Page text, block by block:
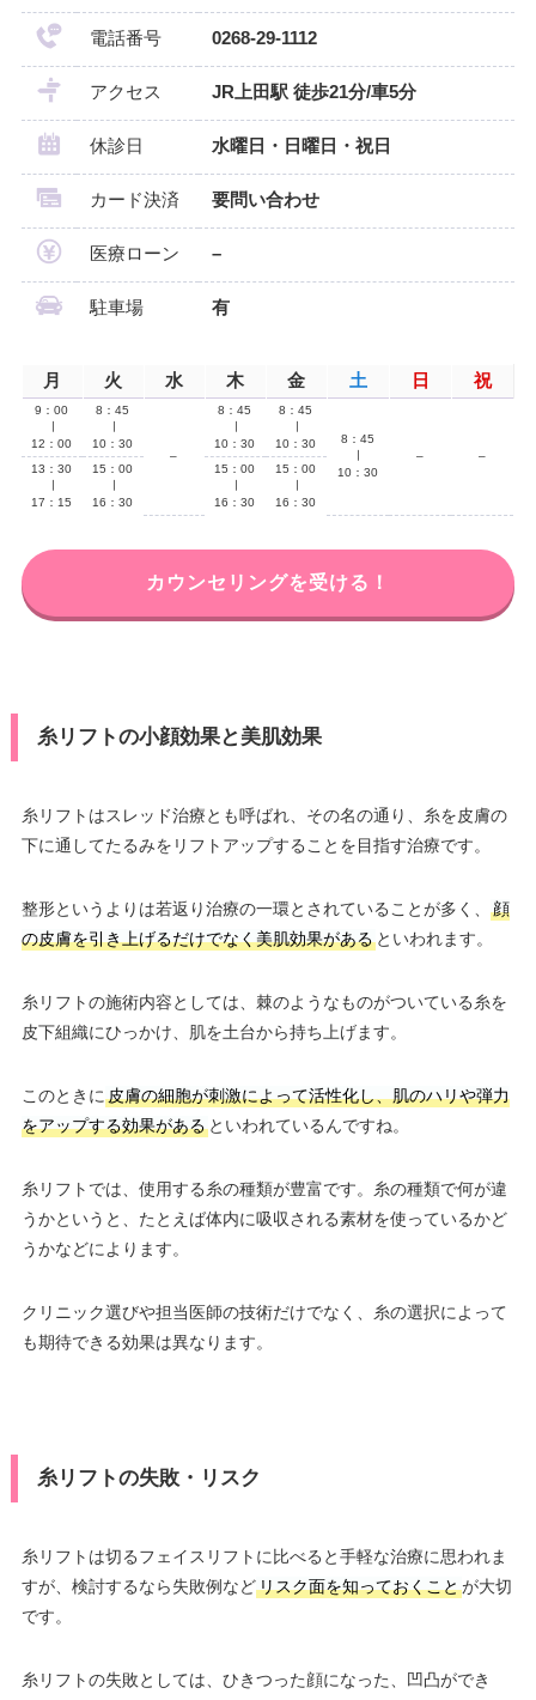
電話番号 0268-29-1112
アクセス JR上田駅 徒歩21分/車5分
休診日 水曜日・日曜日・祝日
カード決済 要問い合わせ
医療ローン –
駐車場 有
月 火 水 木 金 土 日 祝
9：00
12：00
8：45
10：30
–
8：45
10：30
8：45
10：30
8：45
10：30
–
–
13：30
17：15
15：00
16：30
15：00
16：30
15：00
16：30
カウンセリングを受ける！
糸リフトの小顔効果と美肌効果
糸リフトはスレッド治療とも呼ばれ、その名の通り、糸を皮膚の
下に通してたるみをリフトアップすることを目指す治療です。
整形というよりは若返り治療の一環とされていることが多く、
顔
の皮膚を引き上げるだけでなく美肌効果があるといわれます。
糸リフトの施術内容としては、棘のようなものがついている糸を
皮下組織にひっかけ、肌を土台から持ち上げます。
このときに皮膚の細胞が刺激によって活性化し、肌のハリや弾力
をアップする効果があるといわれているんですね。
糸リフトでは、使用する糸の種類が豊富です。糸の種類で何が違
うかというと、たとえば体内に吸収される素材を使っているかど
うかなどによります。
クリニック選びや担当医師の技術だけでなく、糸の選択によって
も期待できる効果は異なります。
糸リフトの失敗・リスク
糸リフトは切るフェイスリフトに比べると手軽な治療に思われま
すが、検討するなら失敗例などリスク面を知っておくことが大切
です。
糸リフトの失敗としては、ひきつった顔になった、凹凸ができ